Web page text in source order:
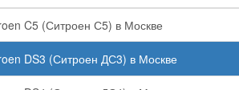
C5 (Ситроен С5) в Москве
DS3 (Ситроен ДС3) в Москве